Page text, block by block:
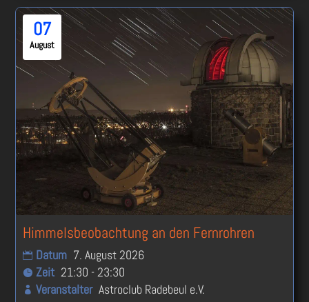
07
August
Himmelsbeobachtung an den Fernrohren
Datum 7. August 2026
Zeit 21:30 - 23:30
Veranstalter Astroclub Radebeul e.V.